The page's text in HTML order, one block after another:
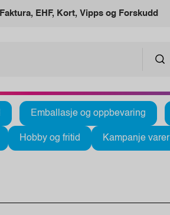
Faktura, EHF, Kort, Vipps og Forskudd
Emballasje og oppbevaring
Hobby og fritid Kampanje varer